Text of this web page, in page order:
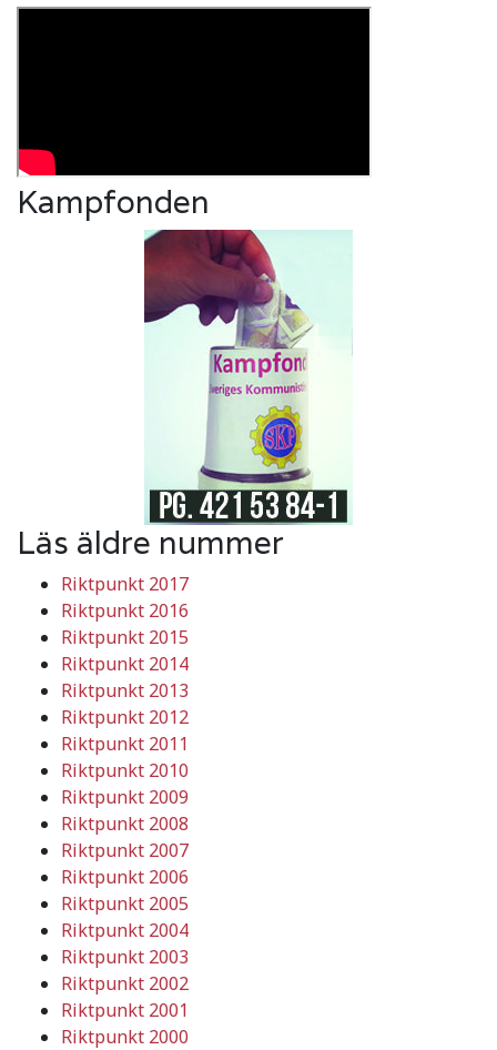
Kampfonden
Läs äldre nummer
Riktpunkt 2017
Riktpunkt 2016
Riktpunkt 2015
Riktpunkt 2014
Riktpunkt 2013
Riktpunkt 2012
Riktpunkt 2011
Riktpunkt 2010
Riktpunkt 2009
Riktpunkt 2008
Riktpunkt 2007
Riktpunkt 2006
Riktpunkt 2005
Riktpunkt 2004
Riktpunkt 2003
Riktpunkt 2002
Riktpunkt 2001
Riktpunkt 2000